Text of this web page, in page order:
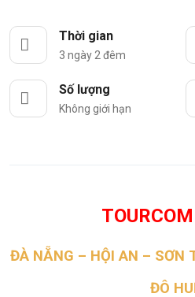
Thời gian
3 ngày 2 đêm
Số lượng
Không giới hạn
ĐÀ NẴNG – HỘI AN – SƠN
ĐÔ